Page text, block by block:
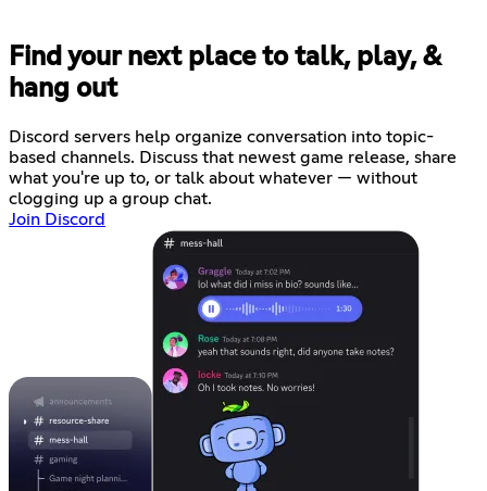
Find your next place to talk, play, &
hang out
Discord servers help organize conversation into topic-
based channels. Discuss that newest game release, share
what you're up to, or talk about whatever — without
clogging up a group chat.
Join Discord